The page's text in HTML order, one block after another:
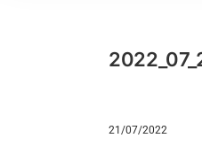
21/07/2022